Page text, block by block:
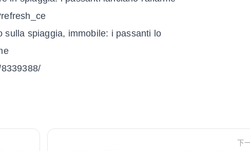
sulla spiaggia, immobile: i passanti lo
下